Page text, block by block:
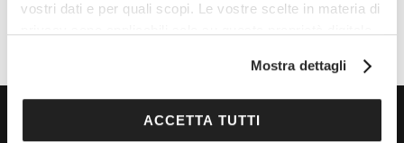
vostri dati e per quali scopi. Le vostre scelte in materia di
modificare o revocare il proprio consenso in qualsiasi
sull'icona di attivazione della privacy.
Mostra dettagli
ACCETTA TUTTI